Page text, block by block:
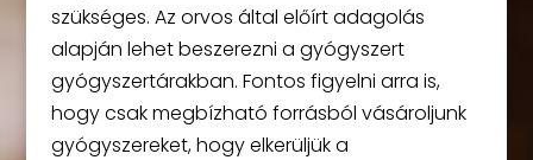
szükséges. Az orvos által előírt adagolás
alapján lehet beszerezni a gyógyszert
gyógyszertárakban. Fontos figyelni arra is,
hogy csak megbízható forrásból vásároljunk
gyógyszereket, hogy elkerüljük a